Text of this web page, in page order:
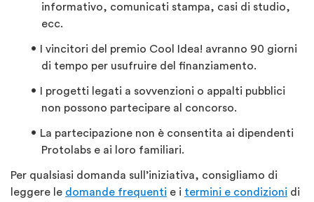
informativo, comunicati stampa, casi di studio,
ecc.
I vincitori del premio Cool Idea! avranno 90 giorni
di tempo per usufruire del finanziamento.
I progetti legati a sovvenzioni o appalti pubblici
non possono partecipare al concorso.
La partecipazione non è consentita ai dipendenti
Protolabs e ai loro familiari.
Per qualsiasi domanda sull’iniziativa, consigliamo di
leggere le domande frequenti e i termini e condizioni di